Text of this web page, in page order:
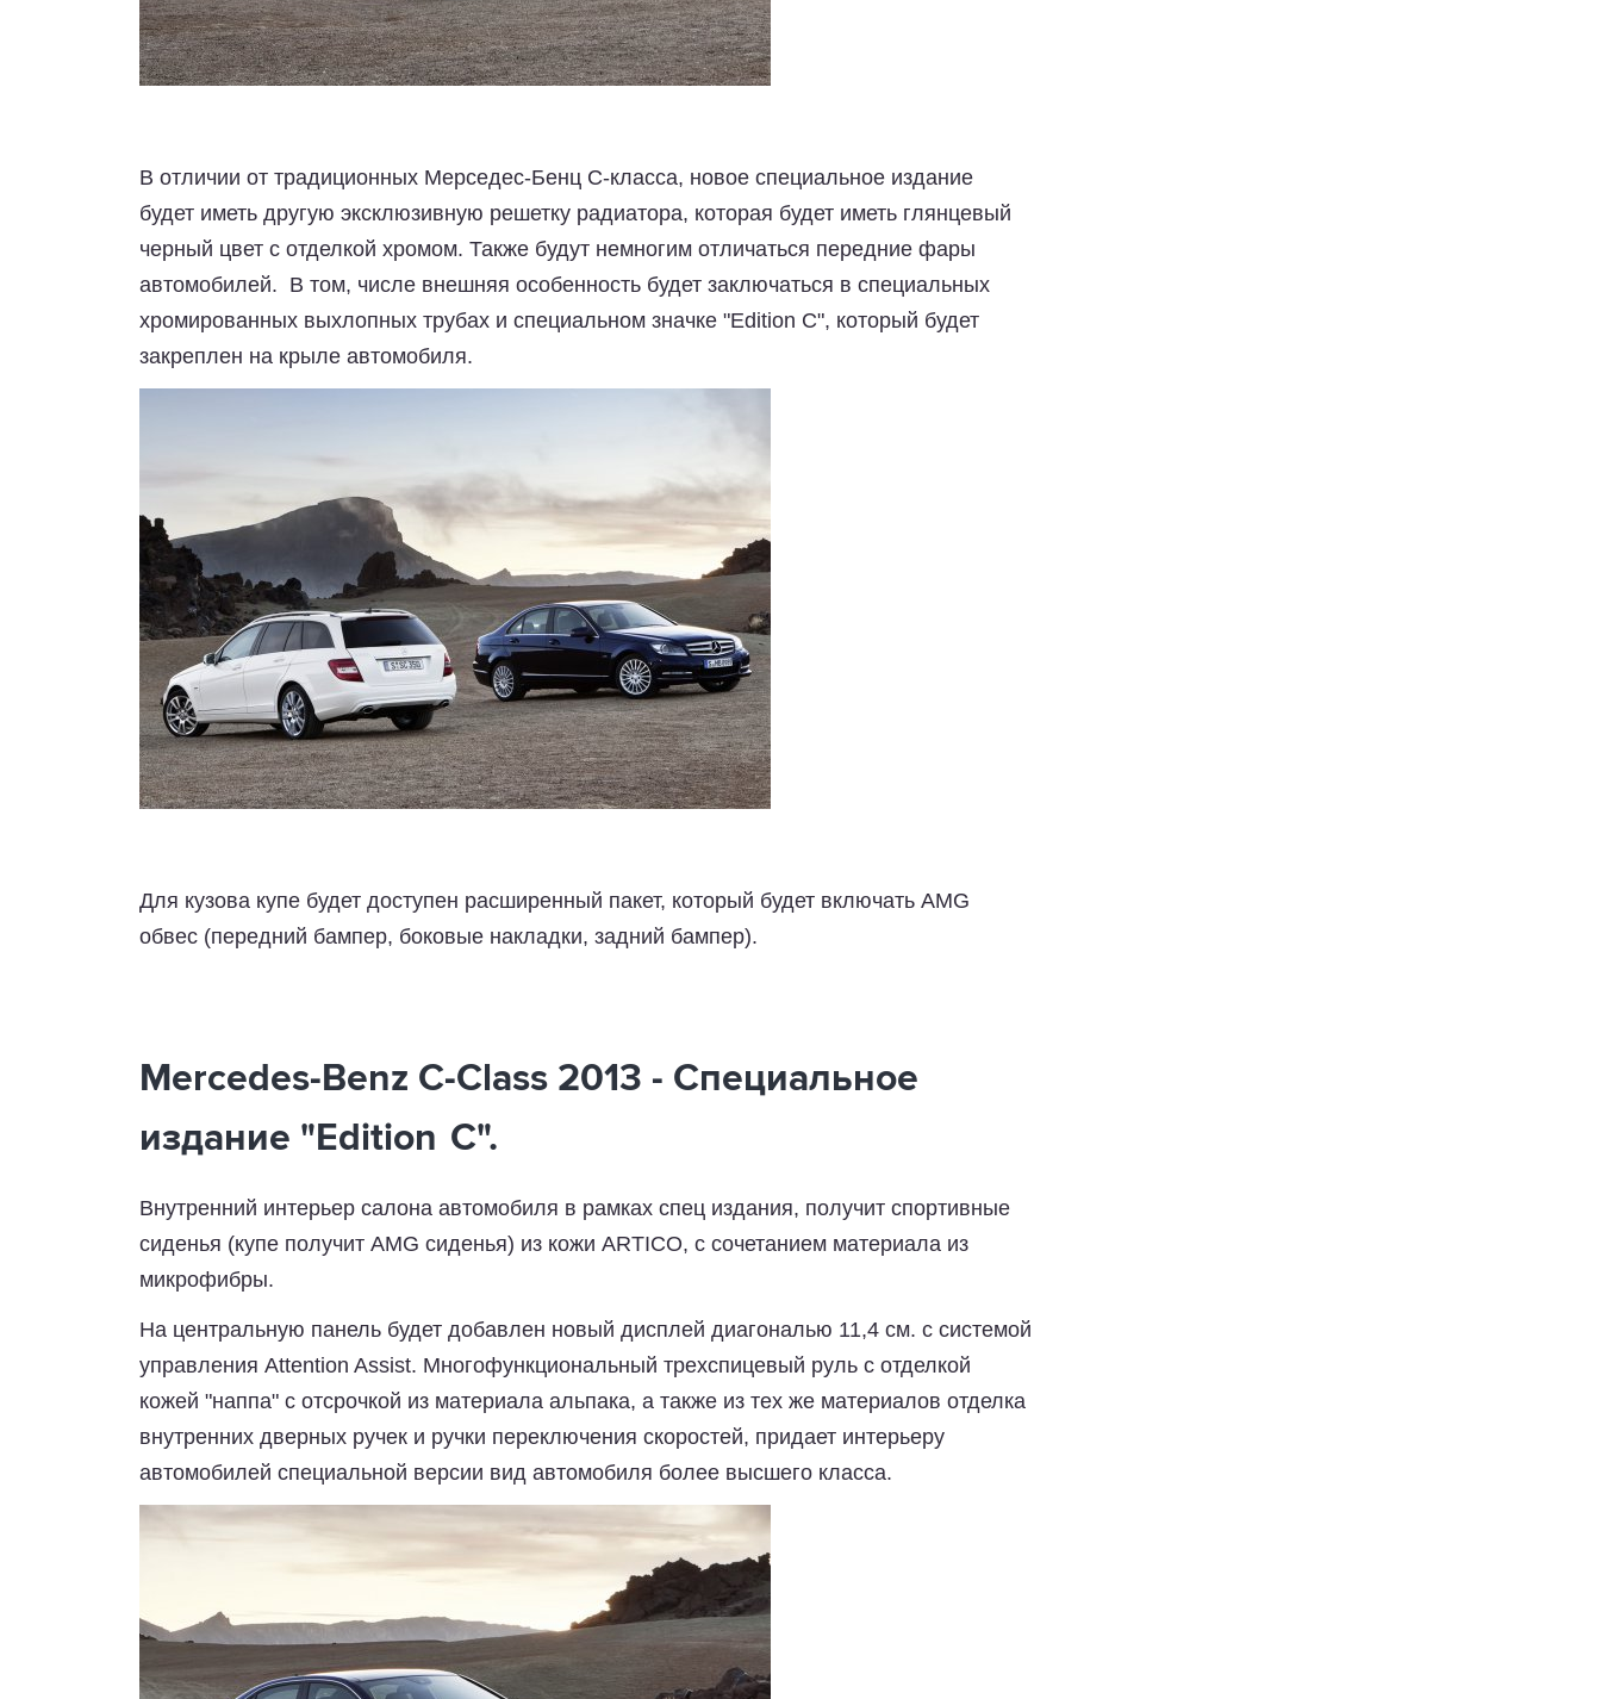
В отличии от традиционных Мерседес-Бенц С-класса, новое специальное издание
будет иметь другую эксклюзивную решетку радиатора, которая будет иметь глянцевый
черный цвет с отделкой хромом. Также будут немногим отличаться передние фары
автомобилей. В том, числе внешняя особенность будет заключаться в специальных
хромированных выхлопных трубах и специальном значке "Edition C", который будет
закреплен на крыле автомобиля.
Для кузова купе будет доступен расширенный пакет, который будет включать AMG
обвес (передний бампер, боковые накладки, задний бампер).
Mercedes-Benz C-Class 2013 - Специальное
издание "Edition C".
Внутренний интерьер салона автомобиля в рамках спец издания, получит спортивные
сиденья (купе получит AMG сиденья) из кожи ARTICO, с сочетанием материала из
микрофибры.
На центральную панель будет добавлен новый дисплей диагональю 11,4 см. с системой
управления Attention Assist. Многофункциональный трехспицевый руль с отделкой
кожей "наппа" с отсрочкой из материала альпака, а также из тех же материалов отделка
внутренних дверных ручек и ручки переключения скоростей, придает интерьеру
автомобилей специальной версии вид автомобиля более высшего класса.